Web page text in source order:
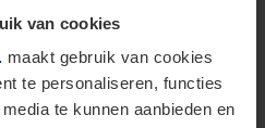
van cookies
maakt gebruik van cookies
te personaliseren, functies
te kunnen aanbieden en